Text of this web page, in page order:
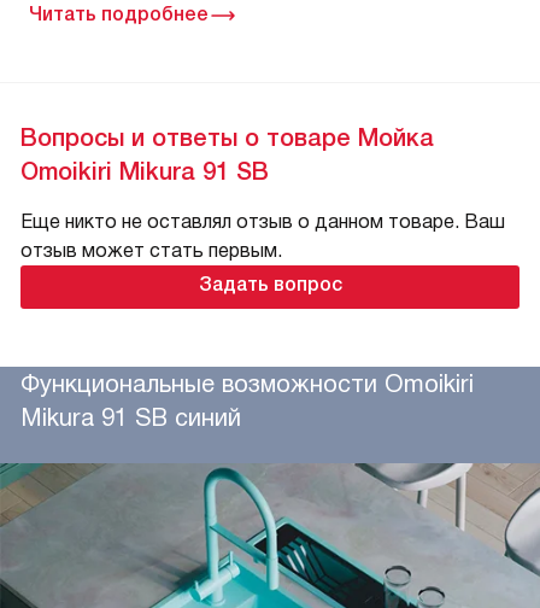
Читать подробнее
Вопросы и ответы о товаре Мойка
Omoikiri Mikura 91 SB
Еще никто не оставлял отзыв о данном товаре. Ваш
отзыв может стать первым.
Задать вопрос
Функциональные возможности Omoikiri
Mikura 91 SB синий